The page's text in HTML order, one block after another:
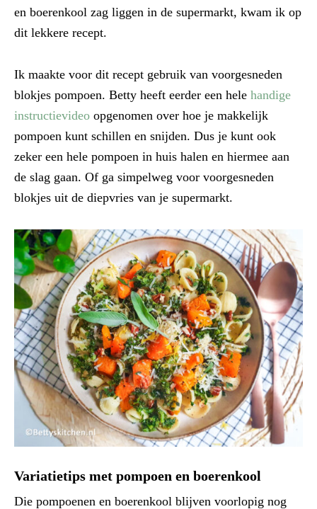
en boerenkool zag liggen in de supermarkt, kwam ik op
dit lekkere recept.
Ik maakte voor dit recept gebruik van voorgesneden
blokjes pompoen. Betty heeft eerder een hele handige
instructievideo opgenomen over hoe je makkelijk
pompoen kunt schillen en snijden. Dus je kunt ook
zeker een hele pompoen in huis halen en hiermee aan
de slag gaan. Of ga simpelweg voor voorgesneden
blokjes uit de diepvries van je supermarkt.
Variatietips met pompoen en boerenkool
Die pompoenen en boerenkool blijven voorlopig nog